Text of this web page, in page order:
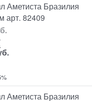
Аметиста Бразилия
арт. 82409
Аметиста Бразилия